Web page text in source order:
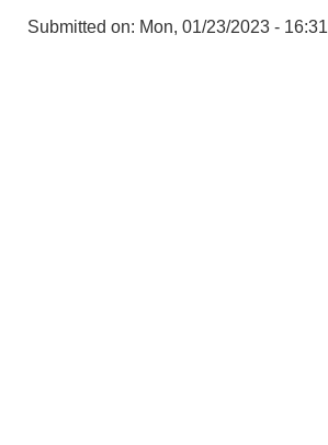
Submitted on: Mon, 01/23/2023 - 16:31